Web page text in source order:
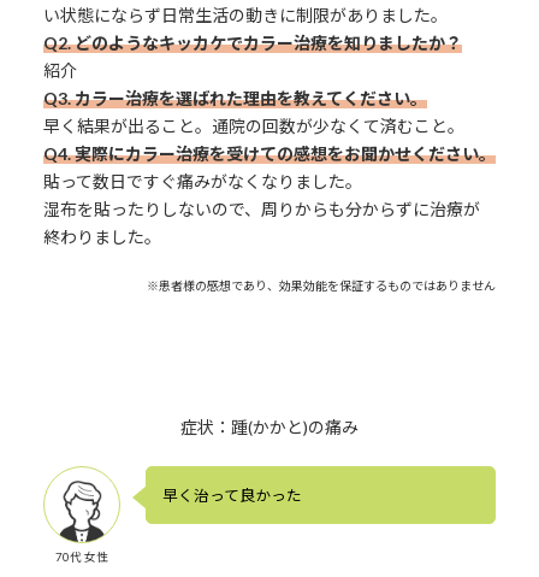
い状態にならず日常生活の動きに制限がありました。
Q2. どのようなキッカケでカラー治療を知りましたか？
紹介
Q3.カラー治療を選ばれた理由を教えてください。
早く結果が出ること。通院の回数が少なくて済むこと。
Q4. 実際にカラー治療を受けての感想をお聞かせください。
貼って数日ですぐ痛みがなくなりました。
湿布を貼ったりしないので、周りからも分からずに治療が
終わりました。
※患者様の感想であり、効果効能を保証するものではありません
症状：踵(かかと)の痛み
70代 女性
早く治って良かった